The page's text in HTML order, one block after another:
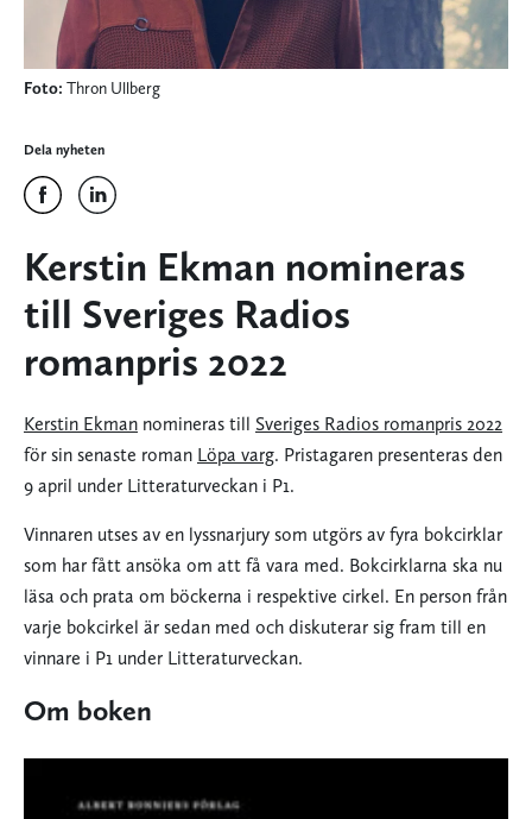
Foto: Thron Ullberg
Dela nyheten
Kerstin Ekman nomineras
till Sveriges Radios
romanpris 2022
Kerstin Ekman nomineras till Sveriges Radios romanpris 2022
för sin senaste roman Löpa varg. Pristagaren presenteras den
9 april under Litteraturveckan i P1.
Vinnaren utses av en lyssnarjury som utgörs av fyra bokcirklar
som har fått ansöka om att få vara med. Bokcirklarna ska nu
läsa och prata om böckerna i respektive cirkel. En person från
varje bokcirkel är sedan med och diskuterar sig fram till en
vinnare i P1 under Litteraturveckan.
Om boken